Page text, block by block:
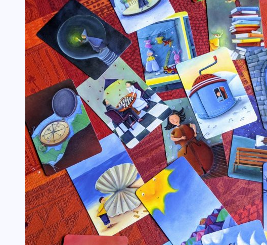
Guerrier·e de la Paix TOUTES LES ACTUALITÉS
TOUTES LES ACTIVITÉS